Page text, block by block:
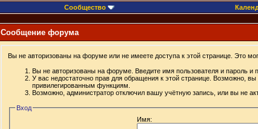
Сообщество
Сообщение форума
Вы не авторизованы на форуме или не имеете доступа к этой странице. Это
Вы не авторизованы на форуме. Введите имя пользователя и пароль и
У вас недостаточно прав для обращения к этой странице. Возможно,
привилегированным функциям.
Возможно, администратор отключил вашу учётную запись, или вы не
Вход
Имя: